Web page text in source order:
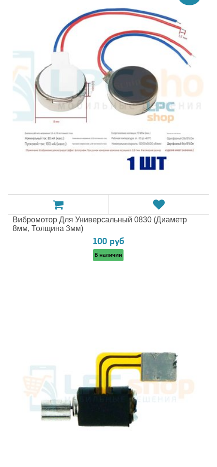
Вибромотор Для Универсальный 0830 (диаметр
8мм, Толщина 3мм)
100 руб
В наличии